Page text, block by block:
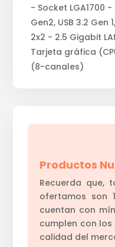
- Socket LGA1700
Gen2, USB 3.2 Gen
2x2 - 2.5 Gigabit
Tarjeta gráfica
(8-canales)
Productos
Recuerda que,
ofertamos son
cuentan con
cumplen con
calidad del